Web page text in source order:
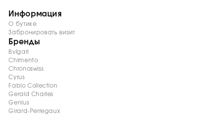
Информация
О бутике
Забронировать визит
Бренды
Bvlgari
Chimento
Chronoswiss
Cyrus
Fabio Collection
Gerald Charles
Genius
Girard-Perregaux